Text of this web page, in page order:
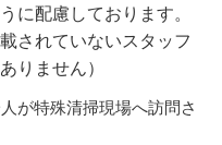
に配慮しております。
されていないスタッフ
りません）
が特殊清掃現場へ訪問さ